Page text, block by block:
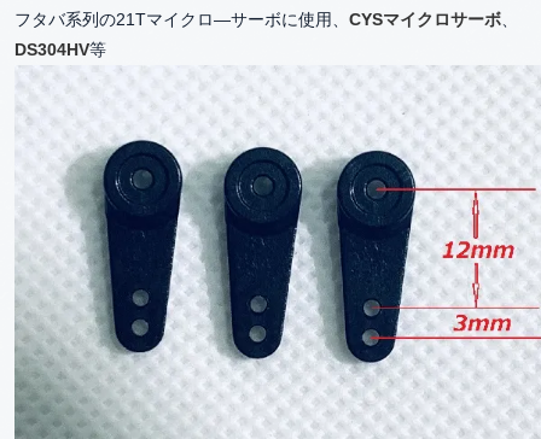
フタバ系列の21Tマイクロ―サーボに使用、 CYSマイクロサーボ
DS304HV等